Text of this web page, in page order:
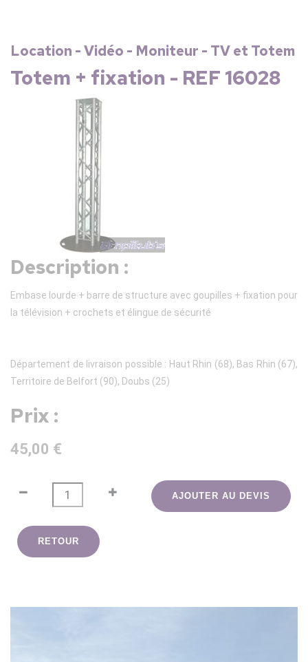
Location - Vidéo - Moniteur - TV et Totem
Totem + fixation - REF 16028
Description :
Embase lourde + barre de structure avec goupilles + fixation pour
la télévision + crochets et élingue de sécurité
Département de livraison possible : Haut Rhin (68), Bas Rhin (67),
Territoire de Belfort (90), Doubs (25)
Prix :
45,00 €
AJOUTER AU DEVIS
RETOUR